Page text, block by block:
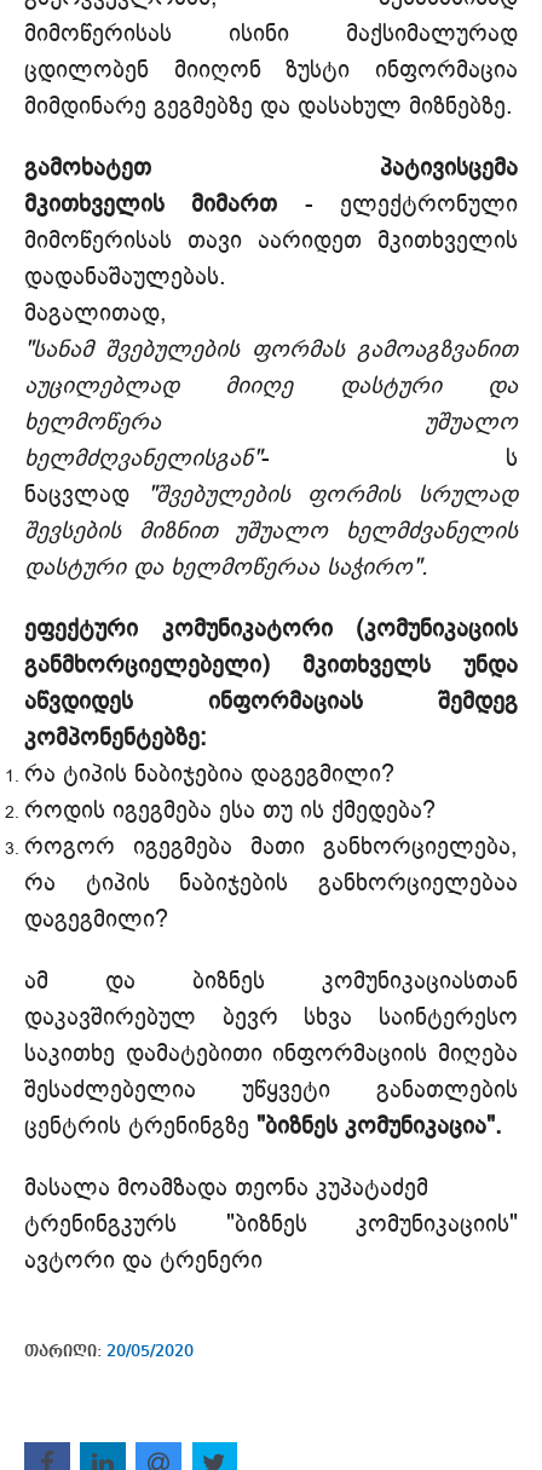
მიმოწერისას ისინი მაქსიმალურად
ცდილობენ მიიღონ ზუსტი ინფორმაცია
მიმდინარე გეგმებზე და დასახულ მიზნებზე.
გამოხატეთ პატივისცემა
მკითხველის მიმართ - ელექტრონული
მიმოწერისას თავი აარიდეთ მკითხველის
დადანაშაულებას.
მაგალითად,
"სანამ შვებულების ფორმას გამოაგზვანით
აუცილებლად მიიღე დასტური და
ხელმოწერა უშუალო
ხელმძღვანელისგან"- ს
ნაცვლად
"შვებულების ფორმის სრულად
შევსების მიზნით უშუალო ხელმძვანელის
დასტური და ხელმოწერაა საჭირო".
ეფექტური კომუნიკატორი (კომუნიკაციის
განმხორციელებელი) მკითხველს უნდა
აწვდიდეს ინფორმაციას შემდეგ
კომპონენტებზე:
რა ტიპის ნაბიჯებია დაგეგმილი?
როდის იგეგმება ესა თუ ის ქმედება?
როგორ იგეგმება მათი განხორციელება,
რა ტიპის ნაბიჯების განხორციელებაა
დაგეგმილი?
ამ და ბიზნეს კომუნიკაციასთან
დაკავშირებულ ბევრ სხვა საინტერესო
საკითხე დამატებითი ინფორმაციის მიღება
შესაძლებელია უწყვეტი განათლების
ცენტრის ტრენინგზე "ბიზნეს კომუნიკაცია".
მასალა მოამზადა თეონა კუპატაძემ
ტრენინგკურს "ბიზნეს კომუნიკაციის"
ავტორი და ტრენერი
თარიღი: 20/05/2020